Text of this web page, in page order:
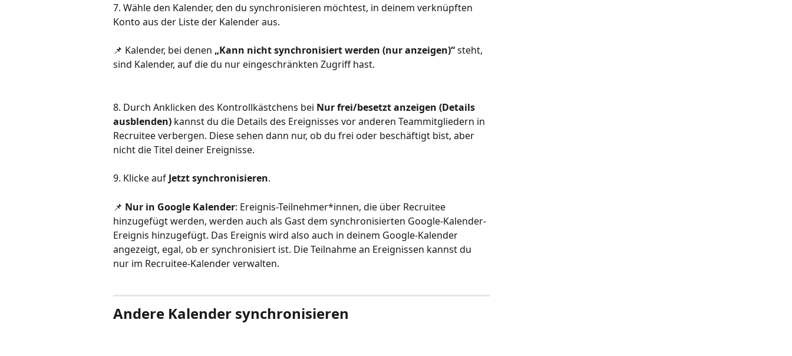
7. Wähle den Kalender, den du synchronisieren möchtest, in deinem verknüpften
Konto aus der Liste der Kalender aus.
📌 Kalender, bei denen „Kann nicht synchronisiert werden (nur anzeigen)“ steht,
sind Kalender, auf die du nur eingeschränkten Zugriff hast.
8. Durch Anklicken des Kontrollkästchens bei Nur frei/besetzt anzeigen (Details
ausblenden) kannst du die Details des Ereignisses vor anderen Teammitgliedern in
Recruitee verbergen. Diese sehen dann nur, ob du frei oder beschäftigt bist, aber
nicht die Titel deiner Ereignisse.
9. Klicke auf Jetzt synchronisieren.
📌 Nur in Google Kalender: Ereignis-Teilnehmer*innen, die über Recruitee
hinzugefügt werden, werden auch als Gast dem synchronisierten Google-Kalender-
Ereignis hinzugefügt. Das Ereignis wird also auch in deinem Google-Kalender
angezeigt, egal, ob er synchronisiert ist. Die Teilnahme an Ereignissen kannst du
nur im Recruitee-Kalender verwalten.
Andere Kalender synchronisieren